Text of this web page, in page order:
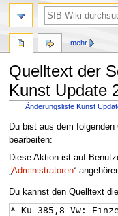
Quelltext der
Kunst Update
←Änderungsliste Kunst
Zur
Navigation
springen
Zur
Suche
springen
Du bist aus dem
bearbeiten:
Diese Aktion ist auf
Administratoren“
Du kannst den Quelltext
mehr